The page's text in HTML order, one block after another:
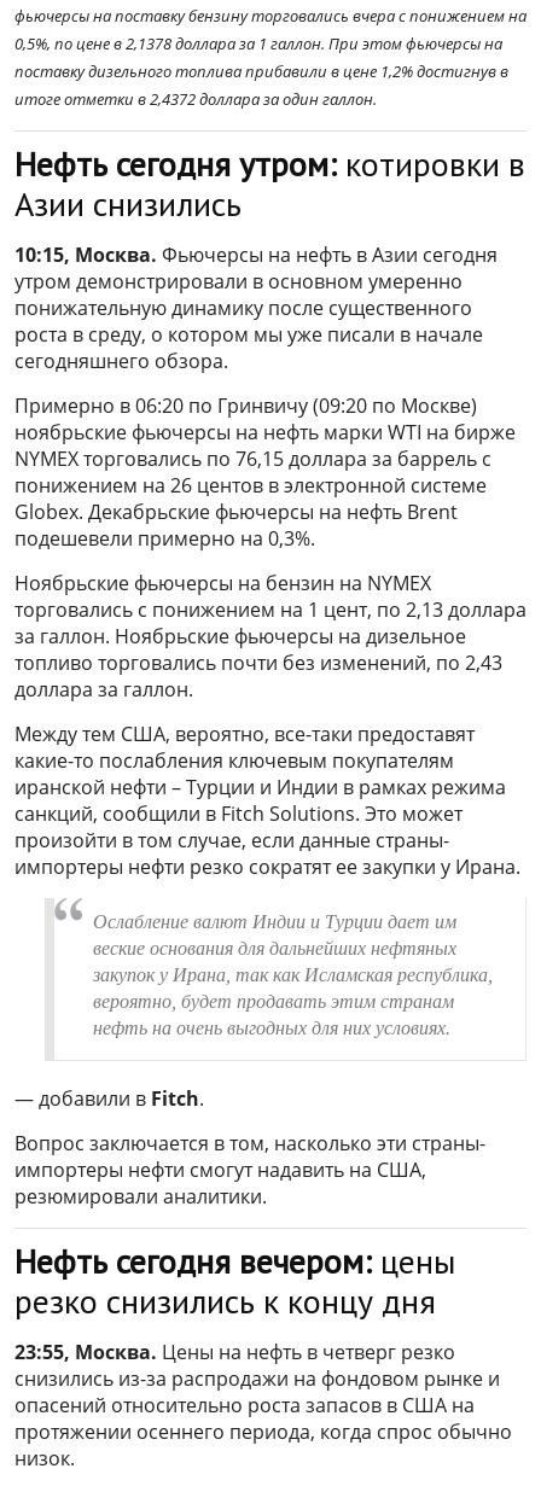
фьючерсы на поставку бензину торговались вчера с понижением на
0,5%, по цене в 2,1378 доллара за 1 галлон. При этом фьючерсы на
поставку дизельного топлива прибавили в цене 1,2% достигнув в
итоге отметки в 2,4372 доллара за один галлон.
Нефть сегодня утром: котировки в
Азии снизились
10:15, Москва. Фьючерсы на нефть в Азии сегодня
утром демонстрировали в основном умеренно
понижательную динамику после существенного
роста в среду, о котором мы уже писали в начале
сегодняшнего обзора.
Примерно в 06:20 по Гринвичу (09:20 по Москве)
ноябрьские фьючерсы на нефть марки WTI на бирже
NYMEX торговались по 76,15 доллара за баррель с
понижением на 26 центов в электронной системе
Globex. Декабрьские фьючерсы на нефть Brent
подешевели примерно на 0,3%.
Ноябрьские фьючерсы на бензин на NYMEX
торговались с понижением на 1 цент, по 2,13 доллара
за галлон. Ноябрьские фьючерсы на дизельное
топливо торговались почти без изменений, по 2,43
доллара за галлон.
Между тем США, вероятно, все-таки предоставят
какие-то послабления ключевым покупателям
иранской нефти – Турции и Индии в рамках режима
санкций, сообщили в Fitch Solutions. Это может
произойти в том случае, если данные страны-
импортеры нефти резко сократят ее закупки у Ирана.
Ослабление валют Индии и Турции дает им
веские основания для дальнейших нефтяных
закупок у Ирана, так как Исламская республика,
вероятно, будет продавать этим странам
нефть на очень выгодных для них условиях.
— добавили в Fitch.
Вопрос заключается в том, насколько эти страны-
импортеры нефти смогут надавить на США,
резюмировали аналитики.
Нефть сегодня вечером: цены
резко снизились к концу дня
23:55, Москва. Цены на нефть в четверг резко
снизились из-за распродажи на фондовом рынке и
опасений относительно роста запасов в США на
протяжении осеннего периода, когда спрос обычно
низок.